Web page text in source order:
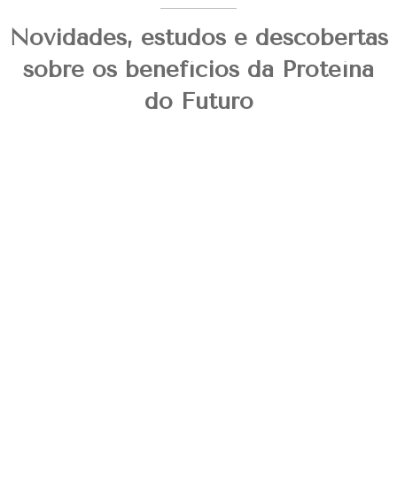
Novidades, estudos e descobertas
sobre os benefícios da Proteína
do Futuro